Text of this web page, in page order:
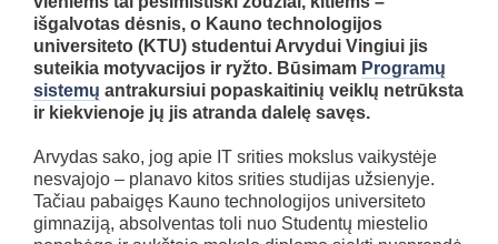
išgalvotas dėsnis, o Kauno technologijos
universiteto (KTU) studentui Arvydui Vingiui jis
suteikia motyvacijos ir ryžto. Būsimam Programų
sistemų antrakursiui popaskaitinių veiklų netrūksta
ir kiekvienoje jų jis atranda dalelę savęs.
Arvydas sako, jog apie IT srities mokslus vaikystėje
nesvajojo – planavo kitos srities studijas užsienyje.
Tačiau pabaigęs Kauno technologijos universiteto
gimnaziją, absolventas toli nuo Studentų miestelio